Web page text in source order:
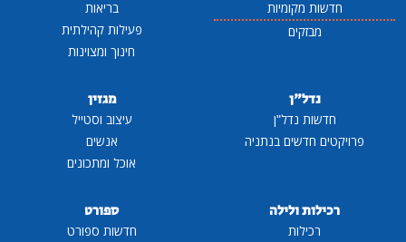
חדשות מקומיות
מבזקים
בריאות
פעילות קהילתית
חינוך ומצוינות
נדל"ן
חדשות נדל"ן
פרויקטים חדשים בנתניה
מגזין
עיצוב וסטייל
אנשים
אוכל ומתכונים
רכילות ולילה
רכילות
ספורט
חדשות ספורט